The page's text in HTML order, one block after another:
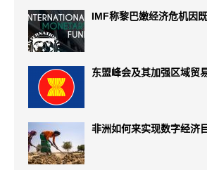
IMF称黎巴嫩经济危机因
东盟峰会及其加强区域贸
非洲如何来实现数字经济